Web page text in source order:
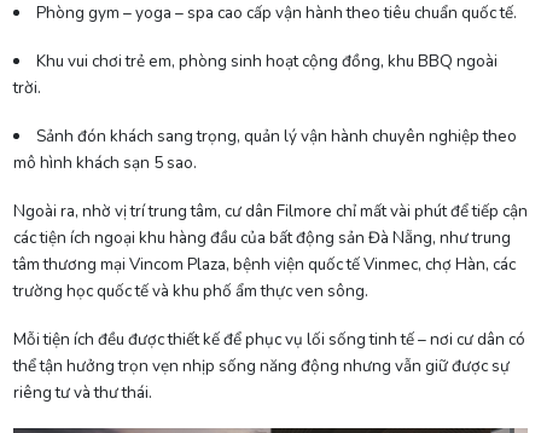
Phòng gym – yoga – spa cao cấp vận hành theo tiêu chuẩn quốc tế.
Khu vui chơi trẻ em, phòng sinh hoạt cộng đồng, khu BBQ ngoài
trời.
Sảnh đón khách sang trọng, quản lý vận hành chuyên nghiệp theo
mô hình khách sạn 5 sao.
Ngoài ra, nhờ vị trí trung tâm, cư dân Filmore chỉ mất vài phút để tiếp cận
các tiện ích ngoại khu hàng đầu của bất động sản Đà Nẵng, như trung
tâm thương mại Vincom Plaza, bệnh viện quốc tế Vinmec, chợ Hàn, các
trường học quốc tế và khu phố ẩm thực ven sông.
Mỗi tiện ích đều được thiết kế để phục vụ lối sống tinh tế – nơi cư dân có
thể tận hưởng trọn vẹn nhịp sống năng động nhưng vẫn giữ được sự
riêng tư và thư thái.